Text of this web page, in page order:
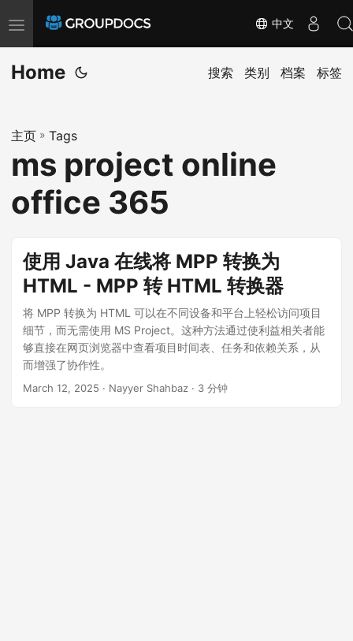
T
o
g
e
n
v
o
n
中文
Home 搜索 类别 档案 标签
主页 » Tags
ms project online
office 365
使用 Java 在线将 MPP 转换为
HTML - MPP 转 HTML 转换器
将 MPP 转换为 HTML 可以在不同设备和平台上轻松访问项目
细节，而无需使用 MS Project。这种方法通过使利益相关者能
够直接在网页浏览器中查看项目时间表、任务和依赖关系，从
而增强了协作性。
March 12, 2025 · Nayyer Shahbaz · 3 分钟